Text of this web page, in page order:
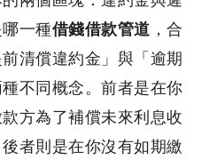
一種借錢借款管道 ，合
清償違約金」與「逾期
不同概念。前者是在你
方為了補償未來利息收
者則是在你沒有如期繳